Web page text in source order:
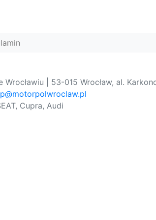
| 53-015 Wrocław, al.
Cupra, Audi